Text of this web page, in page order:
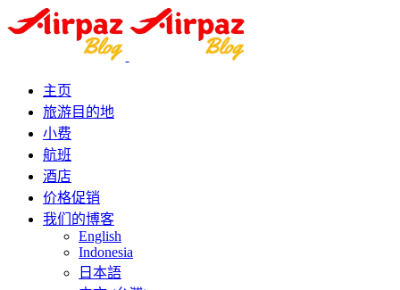
主页
旅游目的地
小费
航班
酒店
价格促销
我们的博客
English
Indonesia
日本語